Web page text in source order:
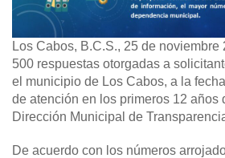
Los Cabos, B.C.S., 25 de noviembre
500 respuestas otorgadas a
el municipio de Los Cabos, a la
de atención en los primeros 12 años
Dirección Municipal de
De acuerdo con los números